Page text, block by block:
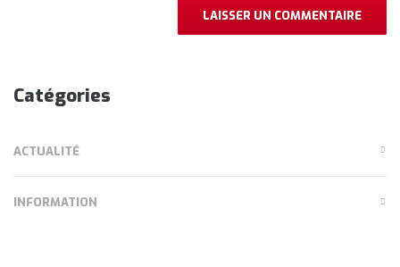
Catégories
ACTUALITÉ
INFORMATION